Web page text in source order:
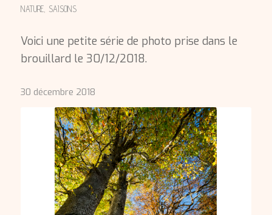
NATURE, SAISONS
Voici une petite série de photo prise dans le
brouillard le 30/12/2018.
30 décembre 2018